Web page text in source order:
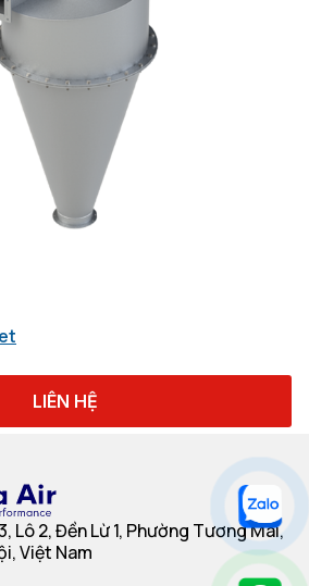
LIÊN HỆ
Lô 2, Đền Lừ 1, Phường Tương Mai,
Việt Nam